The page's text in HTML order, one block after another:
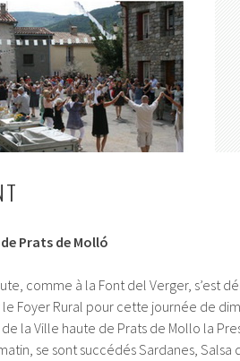
Prats de Molló
comme à la Font del Verger, s’est
Foyer Rural pour cette journée de
la Ville haute de Prats de Mollo la
se sont succédés Sardanes, Salsa